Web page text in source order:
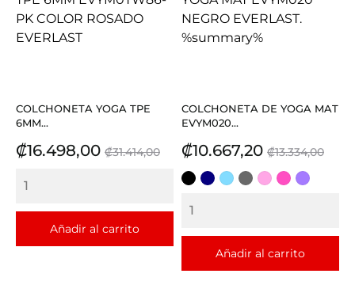
COLCHONETA YOGA TPE
6MM...
Precio
₡16.498,00 Precio
₡31.414,00
Añadir al carrito
COLCHONETA DE YOGA MAT
EVYM020...
Precio
₡10.667,20 Precio
base
₡13.334,00
NEGRO
AZULCELESTE
GRISROSADO
FUCSIA
LILA
Añadir al carrito